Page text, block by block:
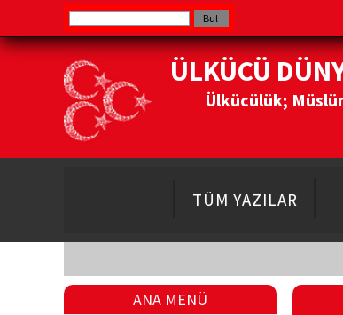
ÜLKÜCÜ
Ülkücülük;
TÜM YAZILAR
ANA MENÜ